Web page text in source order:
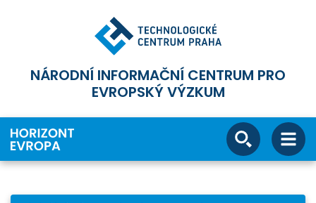
NÁRODNÍ INFORMAČNÍ CENTRUM PRO
EVROPSKÝ VÝZKUM